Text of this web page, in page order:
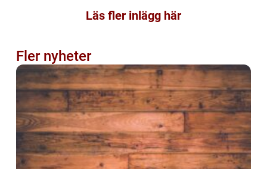
Läs fler inlägg här
Fler nyheter